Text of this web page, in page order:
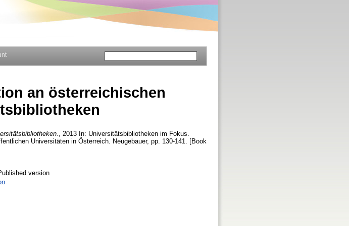
an österreichischen
, 2013 In: Universitätsbibliotheken im Fokus.
Universitäten in Österreich. Neugebauer, pp. 130-141. [Book
version